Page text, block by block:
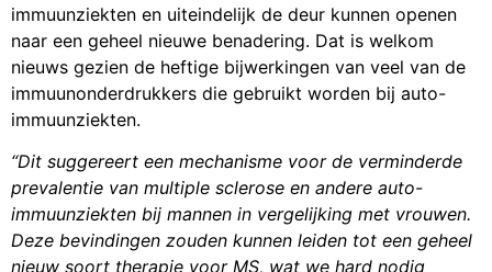
immuunziekten en uiteindelijk de deur kunnen openen
naar een geheel nieuwe benadering. Dat is welkom
nieuws gezien de heftige bijwerkingen van veel van de
immuunonderdrukkers die gebruikt worden bij auto-
immuunziekten.
“Dit suggereert een mechanisme voor de verminderde
prevalentie van multiple sclerose en andere auto-
immuunziekten bij mannen in vergelijking met vrouwen.
Deze bevindingen zouden kunnen leiden tot een geheel
nieuw soort therapie voor MS, wat we hard nodig